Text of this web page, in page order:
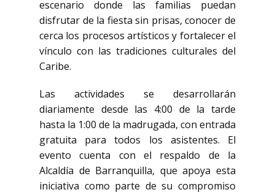
escenario donde las familias puedan
disfrutar de la fiesta sin prisas, conocer de
cerca los procesos artísticos y fortalecer el
vínculo con las tradiciones culturales del
Caribe.
Las actividades se desarrollarán
diariamente desde las 4:00 de la tarde
hasta la 1:00 de la madrugada, con entrada
gratuita para todos los asistentes. El
evento cuenta con el respaldo de la
Alcaldía de Barranquilla, que apoya esta
iniciativa como parte de su compromiso